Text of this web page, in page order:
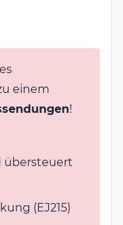
einem
!
übersteuert
(EJ215)